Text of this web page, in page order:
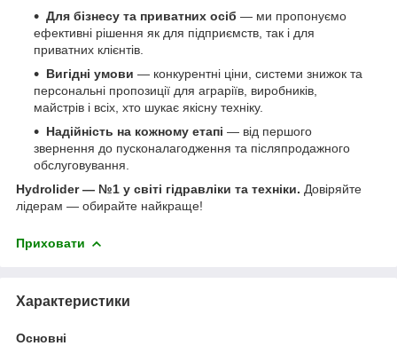
Для бізнесу та приватних осіб — ми пропонуємо
ефективні рішення як для підприємств, так і для
приватних клієнтів.
Вигідні умови — конкурентні ціни, системи знижок та
персональні пропозиції для аграріїв, виробників,
майстрів і всіх, хто шукає якісну техніку.
Надійність на кожному етапі — від першого
звернення до пусконалагодження та післяпродажного
обслуговування.
Hydrolider — №1 у світі гідравліки та техніки. Довіряйте
лідерам — обирайте найкраще!
Приховати
Характеристики
Основні